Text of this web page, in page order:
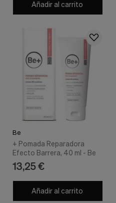
Añadir al carrito
Be
+ Pomada Reparadora
Efecto Barrera, 40 ml - Be
13,25 €
Añadir al carrito